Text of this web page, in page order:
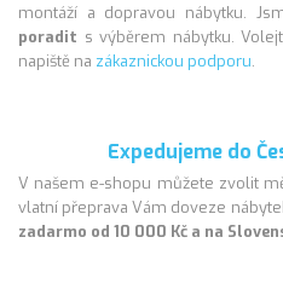
montáží a dopravou nábytku.
poradit s výběrem nábytku.
napiště na zákaznickou podporu.
Expedujeme do
V našem e-shopu můžete zvolit
vlatní přeprava Vám doveze
zadarmo od 10 000 Kč a na